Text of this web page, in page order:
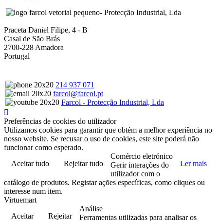
- Protecção Industrial, Lda
Praceta Daniel Filipe, 4 - B
Casal de São Brás
2700-228 Amadora
Portugal
214 937 071
farcol@farcol.pt
Farcol - Protecção Industrial, Lda
Preferências de cookies do utilizador
Utilizamos cookies para garantir que obtém a melhor experiência no
nosso website. Se recusar o uso de cookies, este site poderá não
funcionar como esperado.
Aceitar tudo
Rejeitar tudo Ler mais
Comércio eletrónico
Gerir interações do
utilizador com o
catálogo de produtos. Registar ações específicas, como cliques ou
interesse num item.
Virtuemart
Aceitar
Rejeitar
Análise
Ferramentas utilizadas para analisar os